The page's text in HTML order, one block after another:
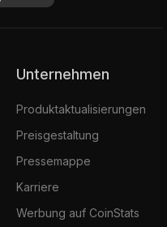
Unternehmen
Produktaktualisierungen
Preisgestaltung
Pressemappe
Karriere
Werbung auf CoinStats